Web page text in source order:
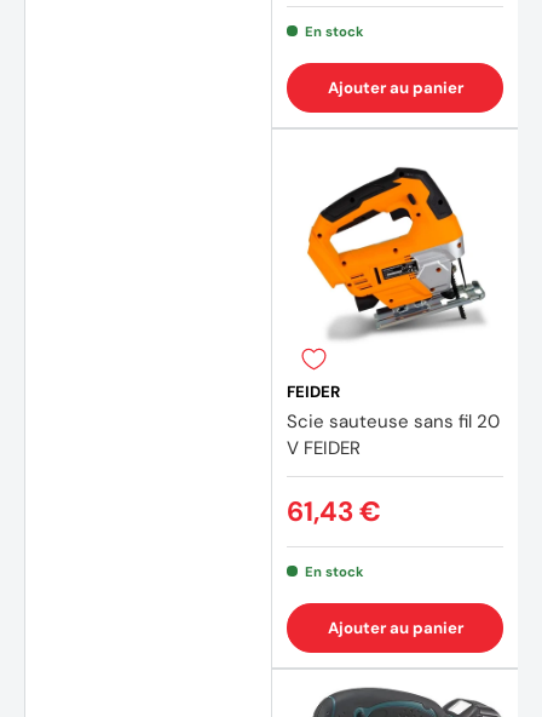
En stock
Ajouter au panier
FEIDER
Scie sauteuse sans fil 20
V FEIDER
61,43 €
En stock
Ajouter au panier